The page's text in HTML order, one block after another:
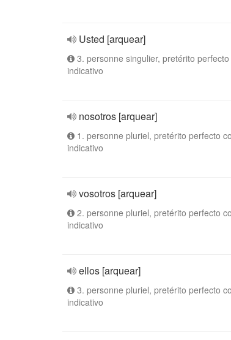
Usted [arquear]
3. personne singulier, pretérito
indicativo
nosotros [arquear]
1. personne pluriel, pretérito perfecto
indicativo
vosotros [arquear]
2. personne pluriel, pretérito perfecto
indicativo
ellos [arquear]
3. personne pluriel, pretérito perfecto
indicativo